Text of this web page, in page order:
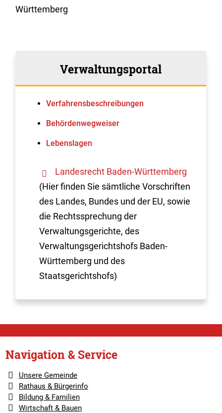
Württemberg
Verwaltungsportal
Verfahrens­beschreibungen
Behördenwegweiser
Lebenslagen
Landesrecht Baden-Württemberg
(Hier finden Sie sämtliche Vorschriften
des Landes, Bundes und der EU, sowie
die Rechtssprechung der
Verwaltungsgerichte, des
Verwaltungsgerichtshofs Baden-
Württemberg und des
Staatsgerichtshofs)
Navigation & Service
Unsere Gemeinde
Rathaus & Bürgerinfo
Bildung & Familien
Wirtschaft & Bauen